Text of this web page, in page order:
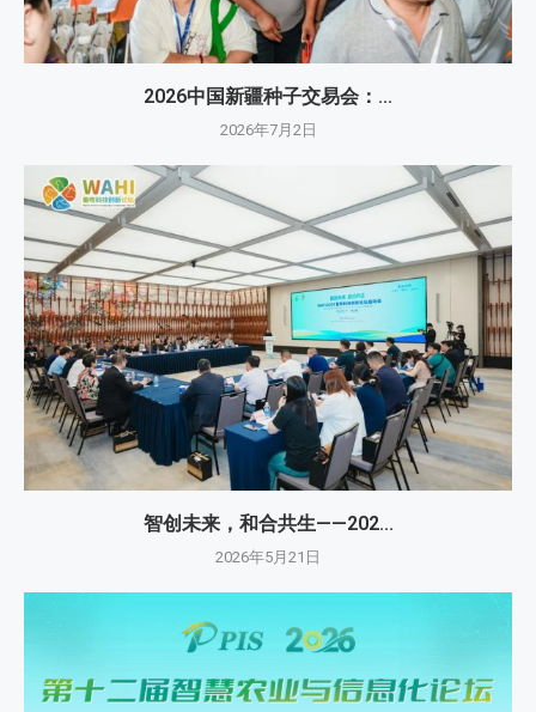
2026中国新疆种子交易会：...
2026年7月2日
智创未来，和合共生——202...
2026年5月21日